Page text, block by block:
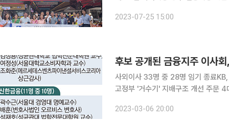
장과 일대일 자매결연을 하고, 매달
2023-07-25 15:00
후보 공개된 금융지주 이사
사외이사 33명 중 28명 임기 종료
고정부 '거수기' 지배구조 개선 주문 4대 금융지주(KB국민·신한·하나·우리) 사외이사 33명 중 28명
성률을 보이면서 ‘거수기’ 역할에 그
2023-03-06 20:00